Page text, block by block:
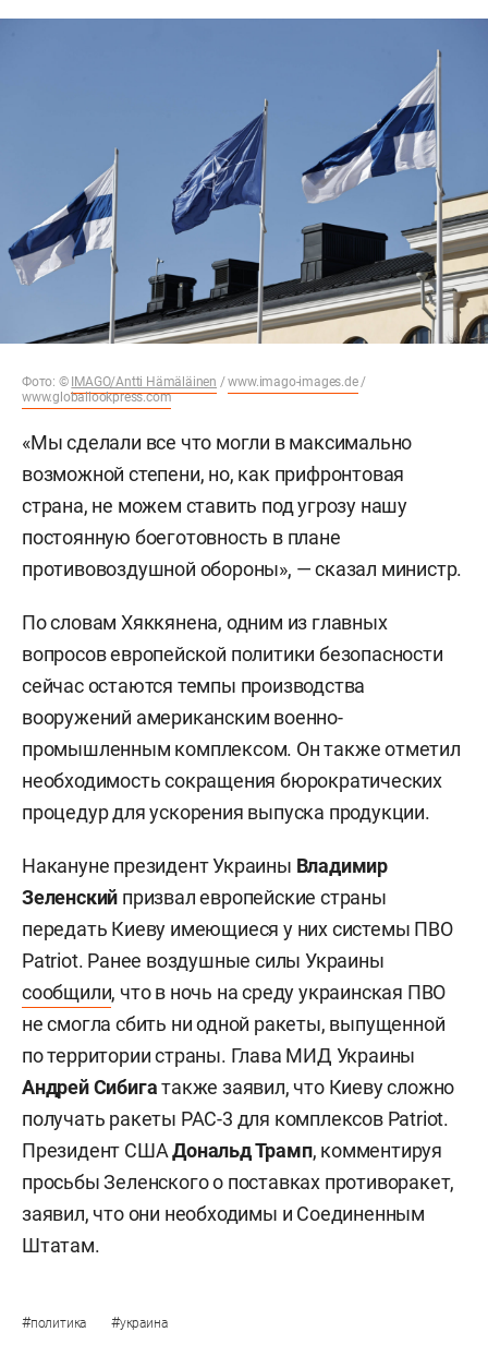
Фото: © IMAGO/Antti Hämäläinen /www.imago-images.de/
www.globallookpress.com
«Мы сделали все что могли в максимально
возможной степени, но, как прифронтовая
страна, не можем ставить под угрозу нашу
постоянную боеготовность в плане
противовоздушной обороны», — сказал министр.
По словам Хяккянена, одним из главных
вопросов европейской политики безопасности
сейчас остаются темпы производства
вооружений американским военно-
промышленным комплексом. Он также отметил
необходимость сокращения бюрократических
процедур для ускорения выпуска продукции.
Накануне президент Украины Владимир
Зеленский призвал европейские страны
передать Киеву имеющиеся у них системы ПВО
Patriot. Ранее воздушные силы Украины
сообщили, что в ночь на среду украинская ПВО
не смогла сбить ни одной ракеты, выпущенной
по территории страны. Глава МИД Украины
Андрей Сибигатакже заявил, что Киеву сложно
получать ракеты PAC-3 для комплексов Patriot.
Президент СШАДональд Трамп, комментируя
просьбы Зеленского о поставках противоракет,
заявил, что они необходимы и Соединенным
Штатам.
#политика #украина